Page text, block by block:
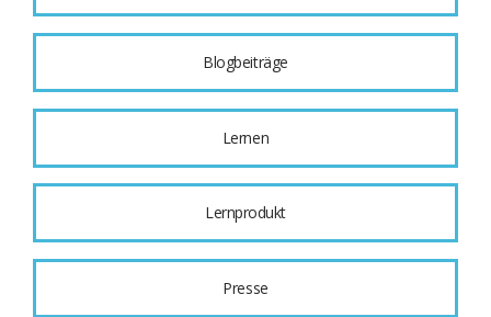
Blogbeiträge
Lernen
Lernprodukt
Presse